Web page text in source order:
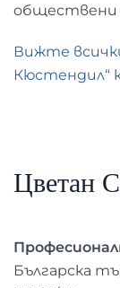
обществени
Вижте
Кюстендил“
Цветан
Българска